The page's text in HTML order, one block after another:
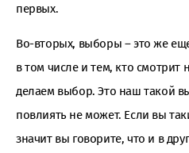
первых.
Во-вторых, выборы – это же
в том числе и тем, кто смотрит
делаем выбор. Это наш такой
повлиять не может. Если вы
значит вы говорите, что и в